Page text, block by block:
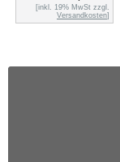
[inkl. 19% MwSt zzgl.
Versandkosten]